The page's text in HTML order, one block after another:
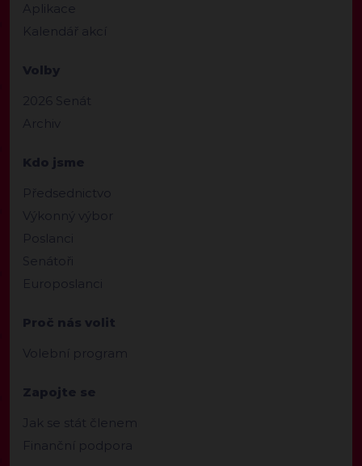
Aplikace
Kalendář akcí
Volby
2026 Senát
Archiv
Kdo jsme
Předsednictvo
Výkonný výbor
Poslanci
Senátoři
Europoslanci
Proč nás volit
Volební program
Zapojte se
Jak se stát členem
Finanční podpora